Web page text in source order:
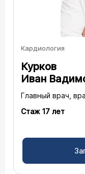
Кардиология
Курков
Иван
Главный врач,
Стаж 17 лет